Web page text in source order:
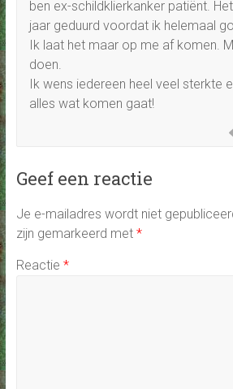
ben ex-schildklierkanker patiënt.
jaar geduurd voordat ik helemaal
Ik laat het maar op me af komen.
doen.
Ik wens iedereen heel veel sterkte
alles wat komen gaat!
Geef een reactie
Je e-mailadres wordt niet
zijn gemarkeerd met *
Reactie *